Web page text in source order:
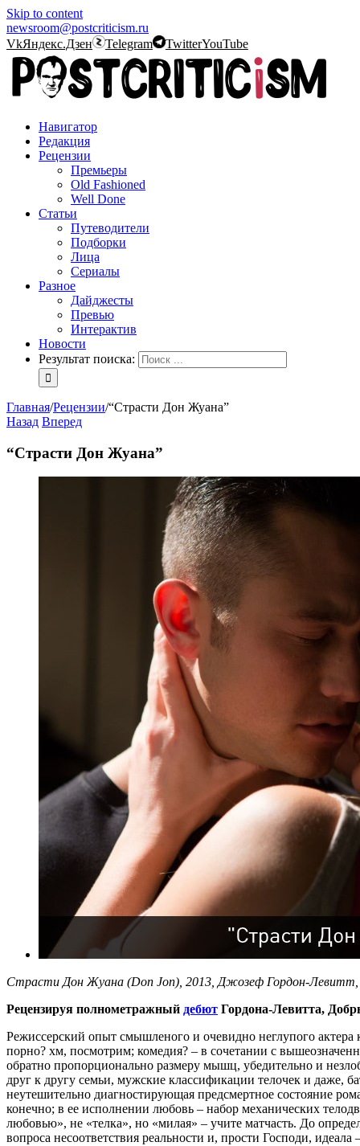
Skip to content
newsroom@postcriticism.ru
VkЯндекс.Дзен Telegram TwitterYouTube
Навигатор
Редакция
Рецензии
Премьеры
Old Fashioned
Well Done
Статьи
Путеводители
Подборки
Лица
Сериалы
Разное
Дайджесты
Превью
Интерактив
Новости
Результат поиска:
Главная/Рецензии/“Страсти Дон Жуана”
Назад Вперед
“Страсти Дон Жуана”
Страсти Дон Жуана (Don Jon), 2013, Джозеф Гордон-Левитт,
Рецензируя полнометражный дебют Гордона-Левитта,
Режиссерский опыт смышленого и очевидно неглупого
порно? хм, посмотрим; комедия? – в сочетании с
обратно пропорционально размеру мышц, убедительно и
друг к другу семьи, мужские классификации телочек и даже,
неутешительно диагностирующая предсмертное состояние
конечно; в ее исполнении любовь – набор механических
любовью», не «телка», но «милая» – учите матчасть. До
вопроса несоответствия реальности и, прости Господи,